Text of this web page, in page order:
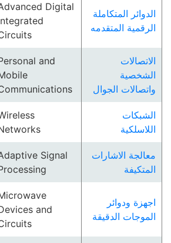
الدوائر المتكاملة
الرقمية المتقدمه
Advanced Digital
Integrated
Circuits
الاتصالات
الشخصية
واتصالات الجوال
Personal and
Mobile
Communications
الشبكات
اللاسلكية
Wireless
Networks
معالجة الاشارات
المتكيفة
Adaptive Signal
Processing
اجهزة ودوائر
الموجات الدقيقة
Microwave
Devices and
Circuits